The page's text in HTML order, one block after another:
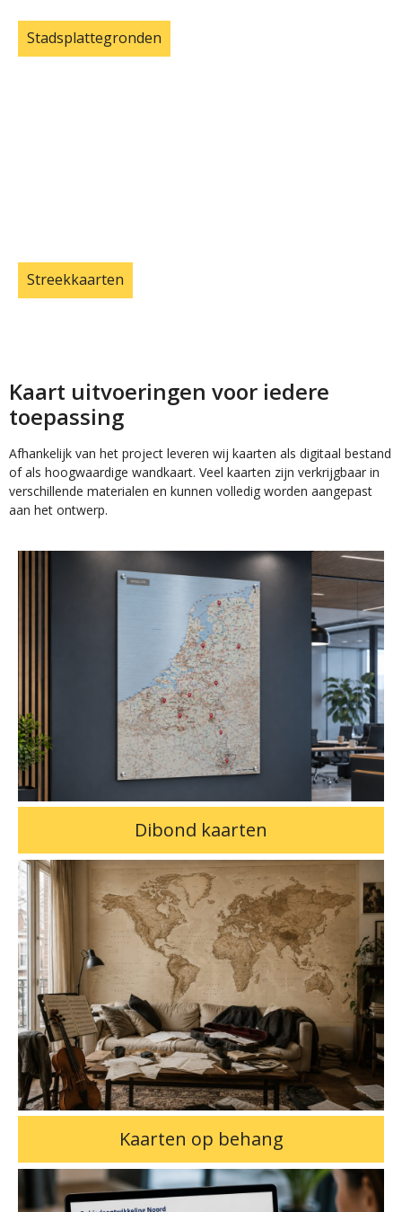
Stadsplattegronden
Streekkaarten
Kaart uitvoeringen voor iedere
toepassing
Afhankelijk van het project leveren wij kaarten als digitaal bestand
of als hoogwaardige wandkaart. Veel kaarten zijn verkrijgbaar in
verschillende materialen en kunnen volledig worden aangepast
aan het ontwerp.
Dibond kaarten
Kaarten op behang